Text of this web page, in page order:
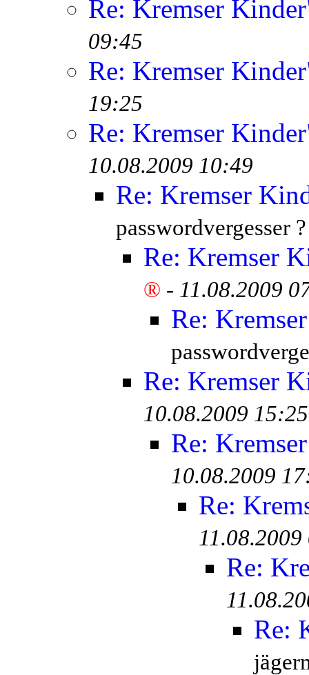
Re: Kremser
09:45
Re: Kremser
19:25
Re: Kremser
10.08.2009 10:49
Re: Kremser
passwordvergesser
Re: Kremser
® - 11.08.2009
Re:
Re: Kremser
10.08.2009 15:25
Re:
10.08.2009
Re:
Re:
Re: